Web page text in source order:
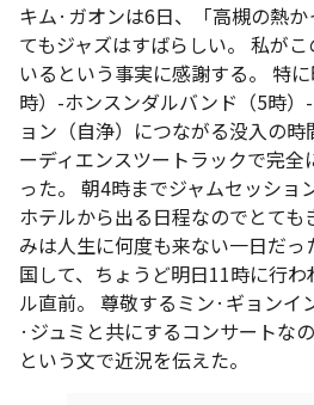
キム·ガオンは6日、「高槻の熱
てもジャズはすばらしい。 私が
いるという事実に感謝する。 特
時）-ホンスンダルバンド（5時）
ョン（自浄）につながる没入の
ーディエンスツートラックで完全
った。 朝4時までジャムセッショ
ホテルから出る日程なのでとても
みは人生に何度も来ない一日だ
国して、ちょうど明日11時に行
ル直前。 尊敬するミン·ギョンイ
·ジュミと共にするコンサートな
という文で近況を伝えた。